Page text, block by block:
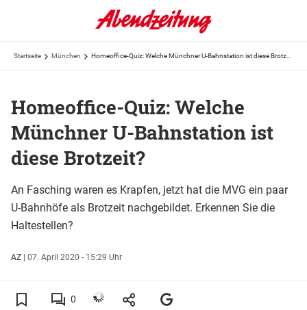
Startseite München
Homeoffice-Quiz: Welche
Münchner U-Bahnstation ist
diese Brotzeit?
An Fasching waren es Krapfen, jetzt hat die MVG ein paar
U-Bahnhöfe als Brotzeit nachgebildet. Erkennen Sie die
Haltestellen?
AZ | 07. April 2020 - 15:29 Uhr
0